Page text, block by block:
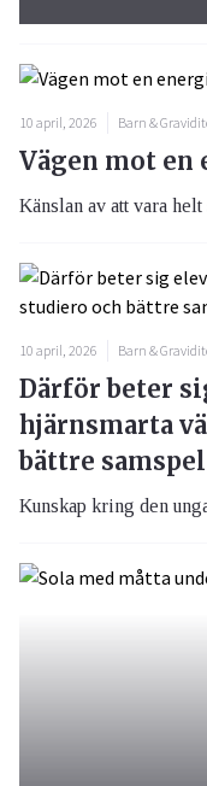
10 april, 2026 Barn &
Vägen mot
Känslan av att vara
10 april, 2026 Barn &
Därför beter
hjärnsmarta
bättre samspel
Kunskap kring den